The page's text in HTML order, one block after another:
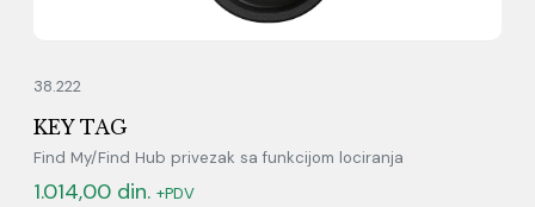
38.222
KEY TAG
Find My/Find Hub privezak sa funkcijom lociranja
1.014,00 din. +PDV